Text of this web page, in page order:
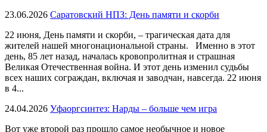
23.06.2026 Саратовский НПЗ: День памяти и скорби
22 июня, День памяти и скорби, – трагическая дата для
жителей нашей многонациональной страны. Именно в этот
день, 85 лет назад, началась кровопролитная и страшная
Великая Отечественная война. И этот день изменил судьбы
всех наших сограждан, включая и заводчан, навсегда. 22 июня
в 4...
24.04.2026 Уфаоргсинтез: Нарды – больше чем игра
Вот уже второй раз прошло самое необычное и новое